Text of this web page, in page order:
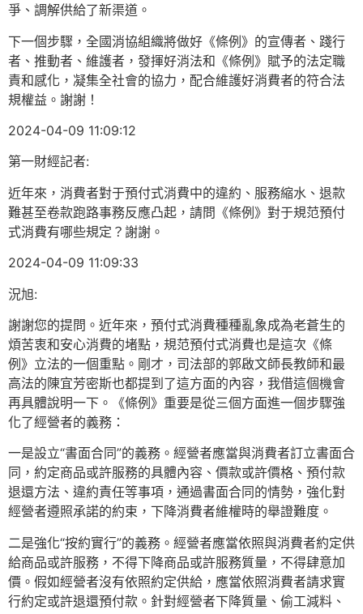
爭、調解供給了新渠道。
下一個步驟，全國消協組織將做好《條例》的宣傳者、踐行
者、推動者、維護者，發揮好消法和《條例》賦予的法定職
責和感化，凝集全社會的協力，配合維護好消費者的符合法
規權益。謝謝！
2024-04-09 11:09:12
第一財經記者:
近年來，消費者對于預付式消費中的違約、服務縮水、退款
難甚至卷款跑路事務反應凸起，請問《條例》對于規范預付
式消費有哪些規定？謝謝。
2024-04-09 11:09:33
況旭:
謝謝您的提問。近年來，預付式消費種種亂象成為老蒼生的
煩苦衷和安心消費的堵點，規范預付式消費也是這次《條
例》立法的一個重點。剛才，司法部的郭啟文師長教師和最
高法的陳宜芳密斯也都提到了這方面的內容，我借這個機會
再具體說明一下。《條例》重要是從三個方面進一個步驟強
化了經營者的義務：
一是設立“書面合同”的義務。經營者應當與消費者訂立書面合
同，約定商品或許服務的具體內容、價款或許價格、預付款
退還方法、違約責任等事項，通過書面合同的情勢，強化對
經營者遵照承諾的約束，下降消費者維權時的舉證難度。
二是強化“按約實行”的義務。經營者應當依照與消費者約定供
給商品或許服務，不得下降商品或許服務質量，不得肆意加
價。假如經營者沒有依照約定供給，應當依照消費者請求實
行約定或許退還預付款。針對經營者下降質量、偷工減料、